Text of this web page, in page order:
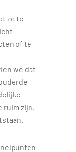
ze te
of te
we dat
ruim zijn,